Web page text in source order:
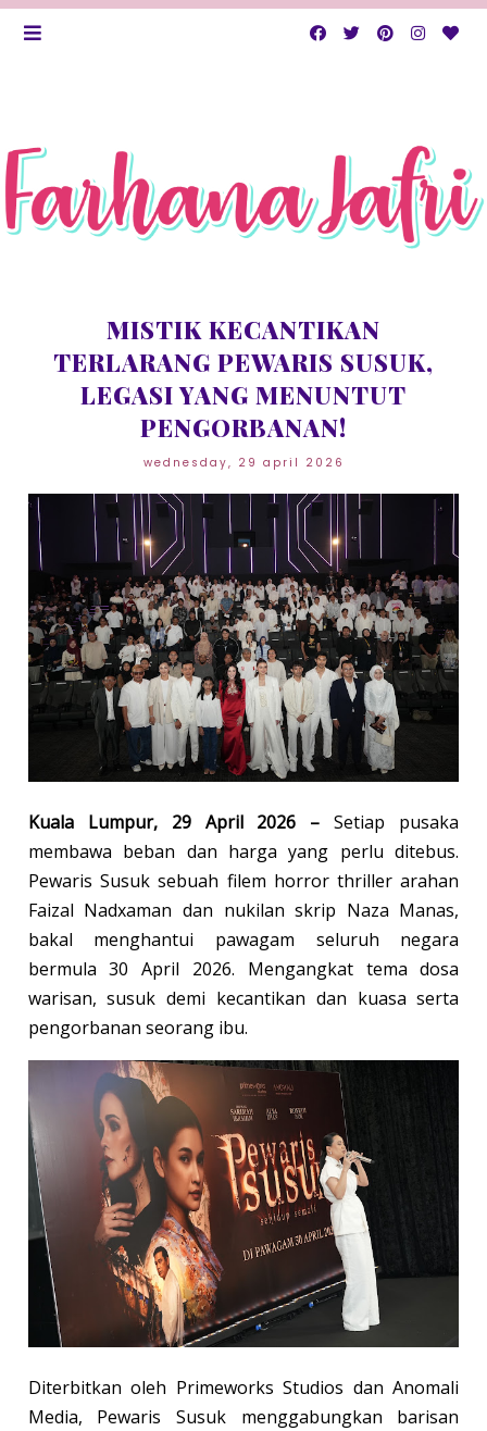
MISTIK KECANTIKAN
TERLARANG PEWARIS SUSUK,
LEGASI YANG MENUNTUT
PENGORBANAN!
wednesday, 29 april 2026
Kuala Lumpur, 29 April 2026 – Setiap pusaka
membawa beban dan harga yang perlu ditebus.
Pewaris Susuk sebuah filem horror thriller arahan
Faizal Nadxaman dan nukilan skrip Naza Manas,
bakal menghantui pawagam seluruh negara
bermula 30 April 2026. Mengangkat tema dosa
warisan, susuk demi kecantikan dan kuasa serta
pengorbanan seorang ibu.
Diterbitkan oleh Primeworks Studios dan Anomali
Media, Pewaris Susuk menggabungkan barisan